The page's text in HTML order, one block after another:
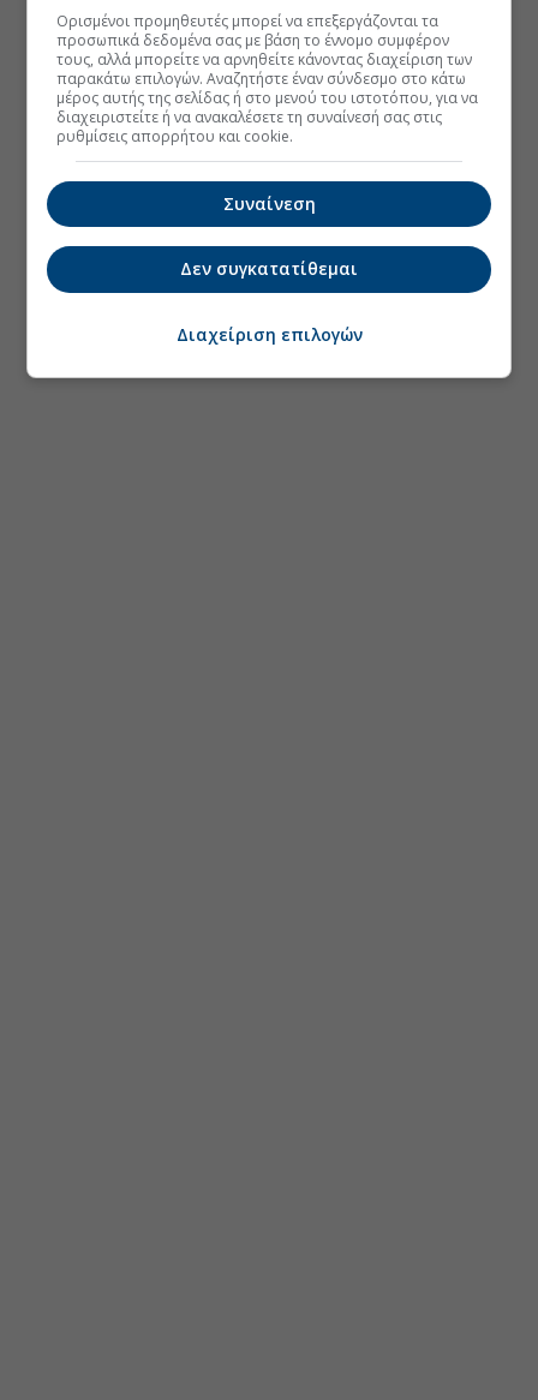
Ορισμένοι προμηθευτές μπορεί να επεξεργάζονται τα
προσωπικά δεδομένα σας με βάση το έννομο συμφέρον
τους, αλλά μπορείτε να αρνηθείτε κάνοντας διαχείριση των
παρακάτω επιλογών. Αναζητήστε έναν σύνδεσμο στο κάτω
μέρος αυτής της σελίδας ή στο μενού του ιστοτόπου, για να
διαχειριστείτε ή να ανακαλέσετε τη συναίνεσή σας στις
ρυθμίσεις απορρήτου και cookie.
Συναίνεση
Δεν συγκατατίθεμαι
Διαχείριση επιλογών